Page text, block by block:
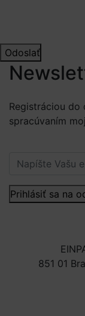
Odoslať
Registráciou do
spracúvaním
Prihlásiť sa na
851 01